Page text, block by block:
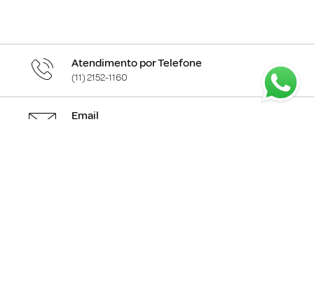
Atendimento por Telefone
(11) 2152-1160
Email